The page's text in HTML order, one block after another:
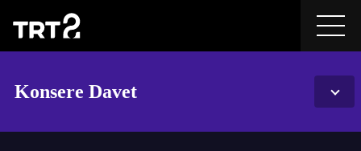
Konsere Davet